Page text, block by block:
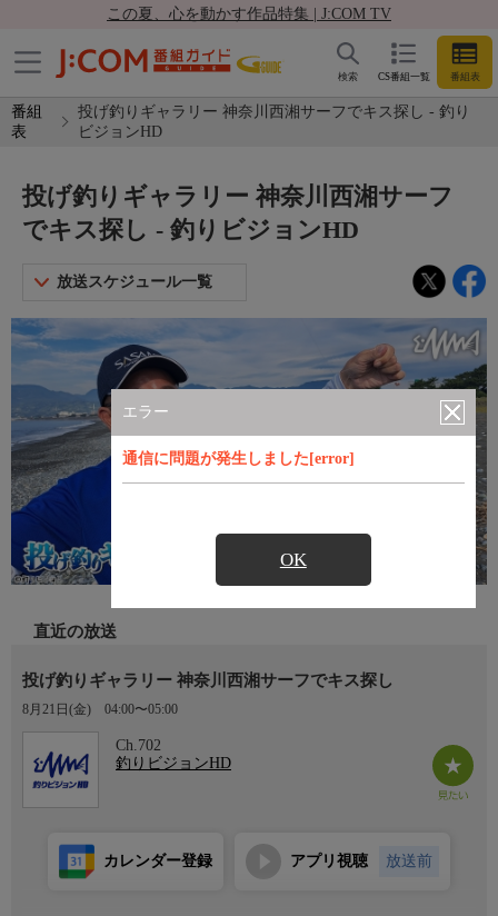
この夏、心を動かす作品特集 | J:COM TV
CS番組一覧 番組表
検索
番組
表
投げ釣りギャラリー 神奈川西湘サーフでキス探し - 釣り
ビジョンHD
エラー
通信に問題が発生しました[error]
OK
投げ釣りギャラリー 神奈川西湘サーフ
でキス探し - 釣りビジョンHD
放送スケジュール一覧
直近の放送
投げ釣りギャラリー 神奈川西湘サーフでキス探し
8月21日(金) 04:00〜05:00
Ch.702
釣りビジョンHD
カレンダー登録 アプリ視聴 放送前